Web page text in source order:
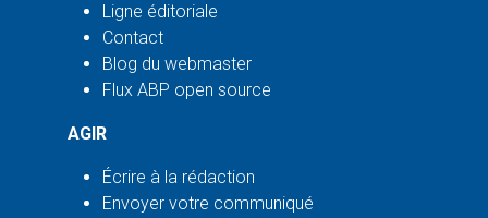
Ligne éditoriale
Contact
Blog du webmaster
Flux ABP open source
AGIR
Écrire à la rédaction
Envoyer votre communiqué